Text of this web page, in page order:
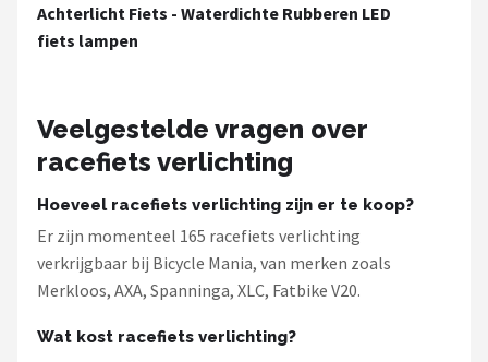
Cortina
Achterlicht Fiets - Waterdichte Rubberen LED
fiets lampen
Veelgestelde vragen over
racefiets verlichting
Hoeveel racefiets verlichting zijn er te koop?
Er zijn momenteel 165 racefiets verlichting
verkrijgbaar bij Bicycle Mania, van merken zoals
Merkloos, AXA, Spanninga, XLC, Fatbike V20.
Wat kost racefiets verlichting?